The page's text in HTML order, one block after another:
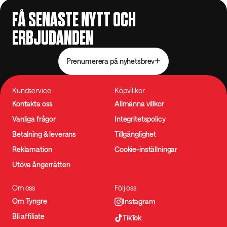
FÅ SENASTE NYTT OCH
ERBJUDANDEN
Prenumerera på nyhetsbrev
Kundservice
Kontakta oss
Vanliga frågor
Betalning & leverans
Reklamation
Utöva ångerrätten
Köpvillkor
Allmänna villkor
Integritetspolicy
Tillgänglighet
Cookie-inställningar
Om oss
Om Tyngre
Bli affiliate
Följ oss
Instagram
TikTok